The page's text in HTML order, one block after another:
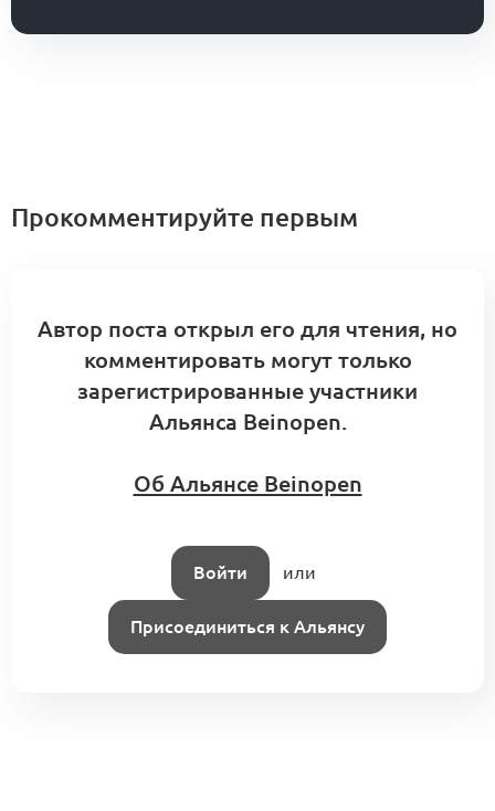
Прокомментируйте первым
Автор поста открыл его для чтения, но
комментировать могут только
зарегистрированные участники
Альянса Beinopen.
Об Альянсе Beinopen
Войти или
Присоединиться к Альянсу